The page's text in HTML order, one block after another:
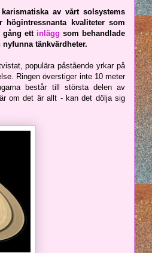
av vårt solsystems
högintressnanta kvaliteter som
gång ett inlägg som behandlade
tänkvärdheter.
populära påstående yrkar på
Ringen överstiger inte 10 meter
består till största delen av
om det är allt - kan det dölja sig